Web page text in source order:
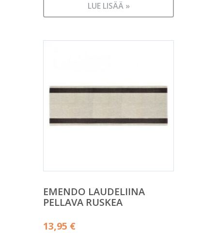
LUE LISÄÄ »
EMENDO LAUDELIINA
PELLAVA RUSKEA
13,95 €